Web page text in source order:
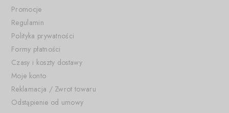
Promocje
Regulamin
Polityka prywatności
Formy płatności
Czasy i koszty dostawy
Moje konto
Reklamacja / Zwrot towaru
Odstąpienie od umowy